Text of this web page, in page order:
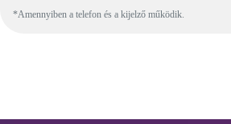
*Amennyiben a telefon és a kijelző működik.